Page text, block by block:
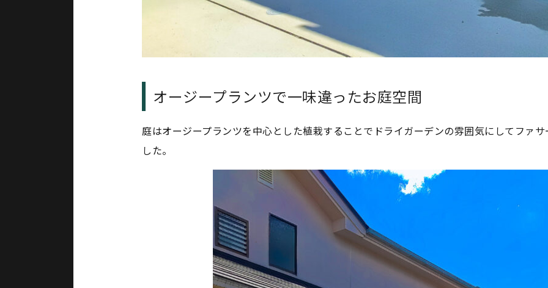
オージープランツで一味違ったお庭空間
庭はオージープランツを中心とした植栽することでドライガーデンの雰囲気にしてファ
した。